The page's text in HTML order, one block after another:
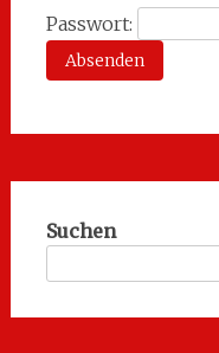
Passwort:
Suchen